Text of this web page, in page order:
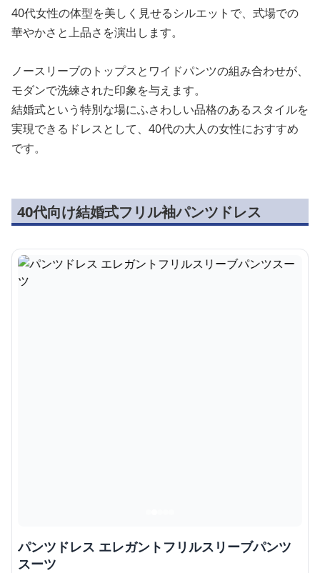
40代女性の体型を美しく見せるシルエットで、式場での
華やかさと上品さを演出します。
ノースリーブのトップスとワイドパンツの組み合わせが、
モダンで洗練された印象を与えます。
結婚式という特別な場にふさわしい品格のあるスタイルを
実現できるドレスとして、40代の大人の女性におすすめ
です。
40代向け結婚式フリル袖パンツドレス
パンツドレス エレガントフリルスリーブパンツ
スーツ